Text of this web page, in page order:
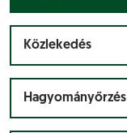
Közlekedés
Hagyományőrzés